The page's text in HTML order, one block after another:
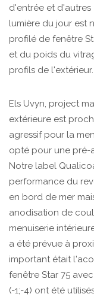
d'entrée et
lumière du jour est
profilé de fenêtre
et du poids du
profils de l'extérieur.
Els Uvyn, project
extérieure est
agressif pour la
opté pour une pré-
Notre label
performance du
en bord de mer
anodisation de
menuiserie
a été prévue à
important était
fenêtre Star 75
(-1;-4) ont été